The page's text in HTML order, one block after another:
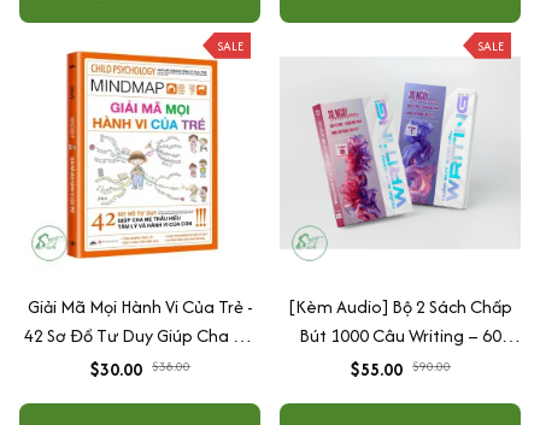
SALE
Giải Mã Mọi Hành Vi Của Trẻ -
42 Sơ Đồ Tư Duy Giúp Cha Mẹ
Thấu Hiểu Tâm Lý Và Hành Vi
$30.00 $38.00
SALE
[Kèm Audio] Bộ 2 Sách Chấp
Bút 1000 Câu Writing – 60
Ngày Gieo Trồng Tư Duy
$55.00 $90.00